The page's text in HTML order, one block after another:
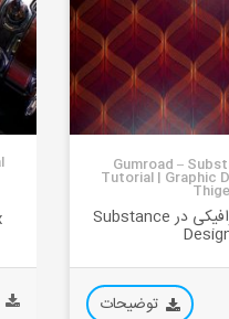
Gumroad –
Tutorial | Graphic
آموزش طراحی گرافیکی در Substance
توضیحات